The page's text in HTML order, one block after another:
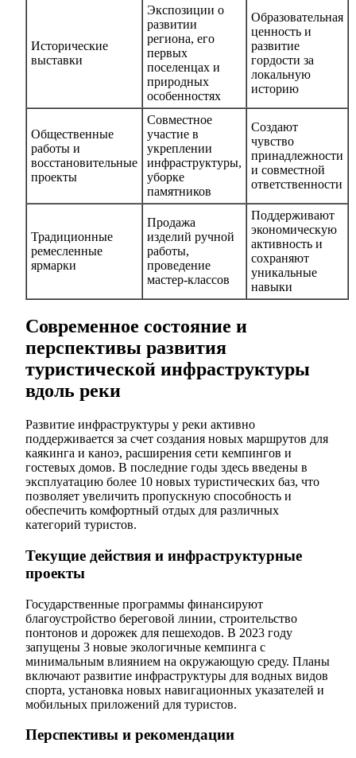
Исторические
выставки
Экспозиции о
развитии
региона, его
первых
поселенцах и
природных
особенностях
Образовательная
ценность и
развитие
гордости за
локальную
историю
Общественные
работы и
восстановительные
проекты
Совместное
участие в
укреплении
инфраструктуры,
уборке
памятников
Создают
чувство
принадлежности
и совместной
ответственности
Традиционные
ремесленные
ярмарки
Продажа
изделий ручной
работы,
проведение
мастер-классов
Поддерживают
экономическую
активность и
сохраняют
уникальные
навыки
Современное состояние и
перспективы развития
туристической инфраструктуры
вдоль реки
Развитие инфраструктуры у реки активно
поддерживается за счет создания новых маршрутов для
каякинга и каноэ, расширения сети кемпингов и
гостевых домов. В последние годы здесь введены в
эксплуатацию более 10 новых туристических баз, что
позволяет увеличить пропускную способность и
обеспечить комфортный отдых для различных
категорий туристов.
Текущие действия и инфраструктурные
проекты
Государственные программы финансируют
благоустройство береговой линии, строительство
понтонов и дорожек для пешеходов. В 2023 году
запущены 3 новые экологичные кемпинга с
минимальным влиянием на окружающую среду. Планы
включают развитие инфраструктуры для водных видов
спорта, установка новых навигационных указателей и
мобильных приложений для туристов.
Перспективы и рекомендации